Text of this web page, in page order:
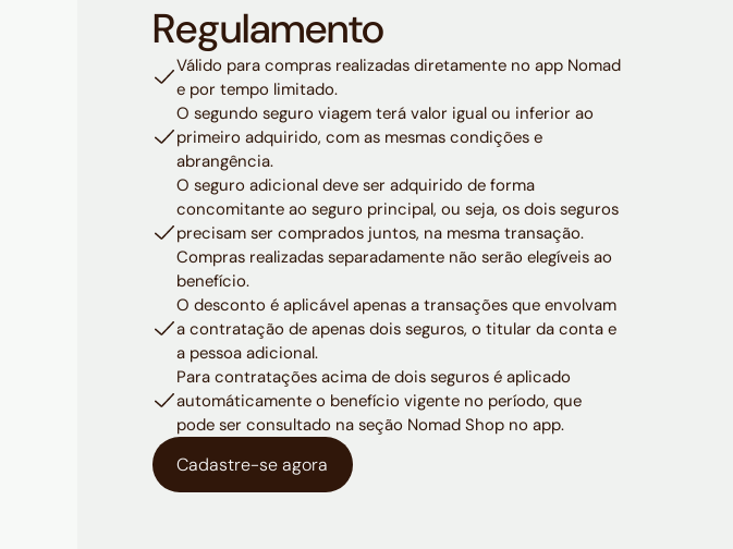
Regulamento
Válido para compras realizadas diretamente no app Nomad
e por tempo limitado.
O segundo seguro viagem terá valor igual ou inferior ao
primeiro adquirido, com as mesmas condições e
abrangência.
O seguro adicional deve ser adquirido de forma
concomitante ao seguro principal, ou seja, os dois seguros
precisam ser comprados juntos, na mesma transação.
Compras realizadas separadamente não serão elegíveis ao
benefício.
O desconto é aplicável apenas a transações que envolvam
a contratação de apenas dois seguros, o titular da conta e
a pessoa adicional.
Para contratações acima de dois seguros é aplicado
automáticamente o benefício vigente no período, que
pode ser consultado na seção Nomad Shop no app.
Cadastre-se agora